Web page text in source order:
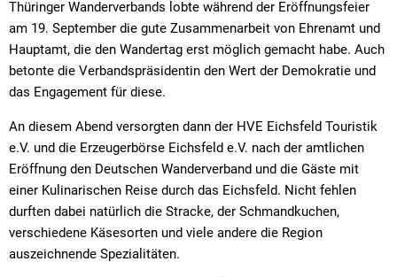
Thüringer Wanderverbands lobte während der Eröffnungsfeier
am 19. September die gute Zusammenarbeit von Ehrenamt und
Hauptamt, die den Wandertag erst möglich gemacht habe. Auch
betonte die Verbandspräsidentin den Wert der Demokratie und
das Engagement für diese.
An diesem Abend versorgten dann der HVE Eichsfeld Touristik
e.V. und die Erzeugerbörse Eichsfeld e.V. nach der amtlichen
Eröffnung den Deutschen Wanderverband und die Gäste mit
einer Kulinarischen Reise durch das Eichsfeld. Nicht fehlen
durften dabei natürlich die Stracke, der Schmandkuchen,
verschiedene Käsesorten und viele andere die Region
auszeichnende Spezialitäten.